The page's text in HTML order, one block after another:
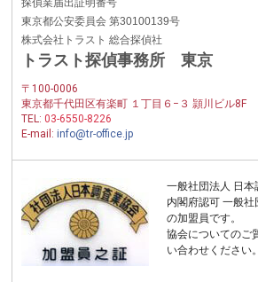
探偵業届出証明番号
東京都公安委員会 第30100139号
株式会社トラスト 総合探偵社
トラスト探偵事務所 東京
〒100-0006
東京都千代田区有楽町 １丁目６−３ 頴川ビル8F
TEL:03-6550-8226
E-mail:info@tr-office.jp
一般社団法人 日本
内閣府認可 一般
の加盟員です。
協会についてのご
い合わせください。